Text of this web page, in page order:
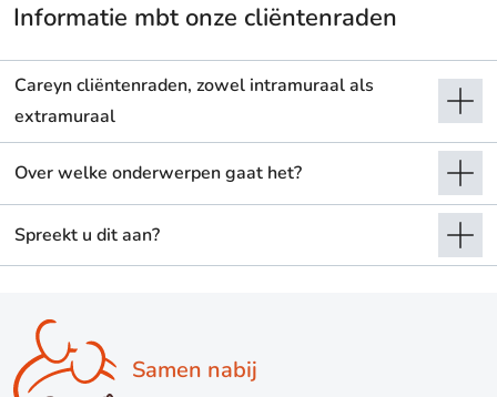
Informatie mbt onze cliëntenraden
Careyn cliëntenraden, zowel intramuraal als
extramuraal
Over welke onderwerpen gaat het?
Spreekt u dit aan?
Samen nabij